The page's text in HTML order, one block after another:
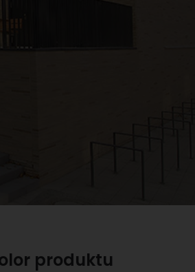
produktu